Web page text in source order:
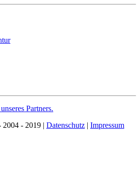
Partners.
- 2019 | Datenschutz | Impressum